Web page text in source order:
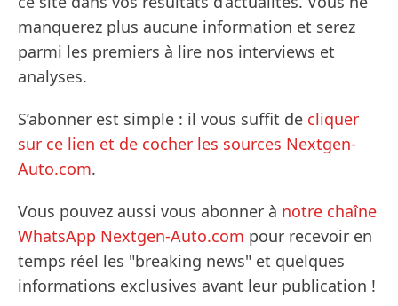
manquerez plus aucune information et serez
parmi les premiers à lire nos interviews et
analyses.
S’abonner est simple : il vous suffit de cliquer
sur ce lien et de cocher les sources Nextgen-
Auto.com.
Vous pouvez aussi vous abonner à notre chaîne
WhatsApp Nextgen-Auto.com pour recevoir en
temps réel les "breaking news" et quelques
informations exclusives avant leur publication !